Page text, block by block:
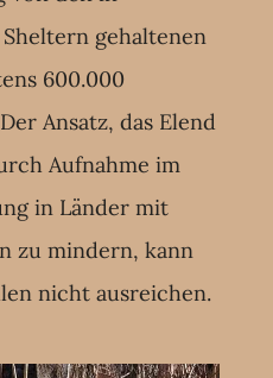
gehaltenen
600.000
Ansatz, das Elend
Aufnahme im
in Länder mit
zu mindern, kann
nicht ausreichen.